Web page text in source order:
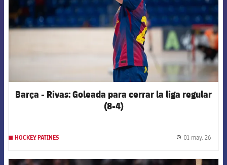
Barça - Rivas: Goleada para cerrar la liga regular
(8-4)
HOCKEY PATINES 01 may. 26